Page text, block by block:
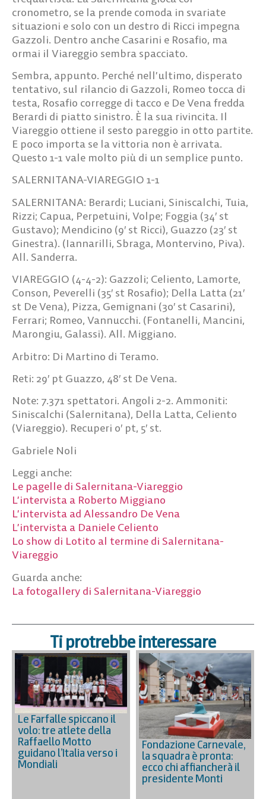
cronometro, se la prende comoda in svariate
situazioni e solo con un destro di Ricci impegna
Gazzoli. Dentro anche Casarini e Rosafio, ma
ormai il Viareggio sembra spacciato.
Sembra, appunto. Perché nell’ultimo, disperato
tentativo, sul rilancio di Gazzoli, Romeo tocca di
testa, Rosafio corregge di tacco e De Vena fredda
Berardi di piatto sinistro. È la sua rivincita. Il
Viareggio ottiene il sesto pareggio in otto partite.
E poco importa se la vittoria non è arrivata.
Questo 1-1 vale molto più di un semplice punto.
SALERNITANA-VIAREGGIO 1-1
SALERNITANA: Berardi; Luciani, Siniscalchi, Tuia,
Rizzi; Capua, Perpetuini, Volpe; Foggia (34′ st
Gustavo); Mendicino (9′ st Ricci), Guazzo (23′ st
Ginestra). (Iannarilli, Sbraga, Montervino, Piva).
All. Sanderra.
VIAREGGIO (4-4-2): Gazzoli; Celiento, Lamorte,
Conson, Peverelli (35′ st Rosafio); Della Latta (21′
st De Vena), Pizza, Gemignani (30′ st Casarini),
Ferrari; Romeo, Vannucchi. (Fontanelli, Mancini,
Marongiu, Galassi). All. Miggiano.
Arbitro: Di Martino di Teramo.
Reti: 29′ pt Guazzo, 48′ st De Vena.
Note: 7.371 spettatori. Angoli 2-2. Ammoniti:
Siniscalchi (Salernitana), Della Latta, Celiento
(Viareggio). Recuperi 0′ pt, 5′ st.
Gabriele Noli
Leggi anche:
Le pagelle di Salernitana-Viareggio
L’intervista a Roberto Miggiano
L’intervista ad Alessandro De Vena
L’intervista a Daniele Celiento
Lo show di Lotito al termine di Salernitana-
Viareggio
Guarda anche:
La fotogallery di Salernitana-Viareggio
Ti protrebbe interessare
Le Farfalle spiccano il
volo: tre atlete della
Raffaello Motto
guidano l’Italia verso i
Mondiali
Fondazione Carnevale,
la squadra è pronta:
ecco chi affiancherà il
presidente Monti